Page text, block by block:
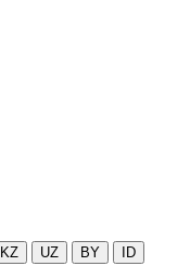
KZ UZ BY ID